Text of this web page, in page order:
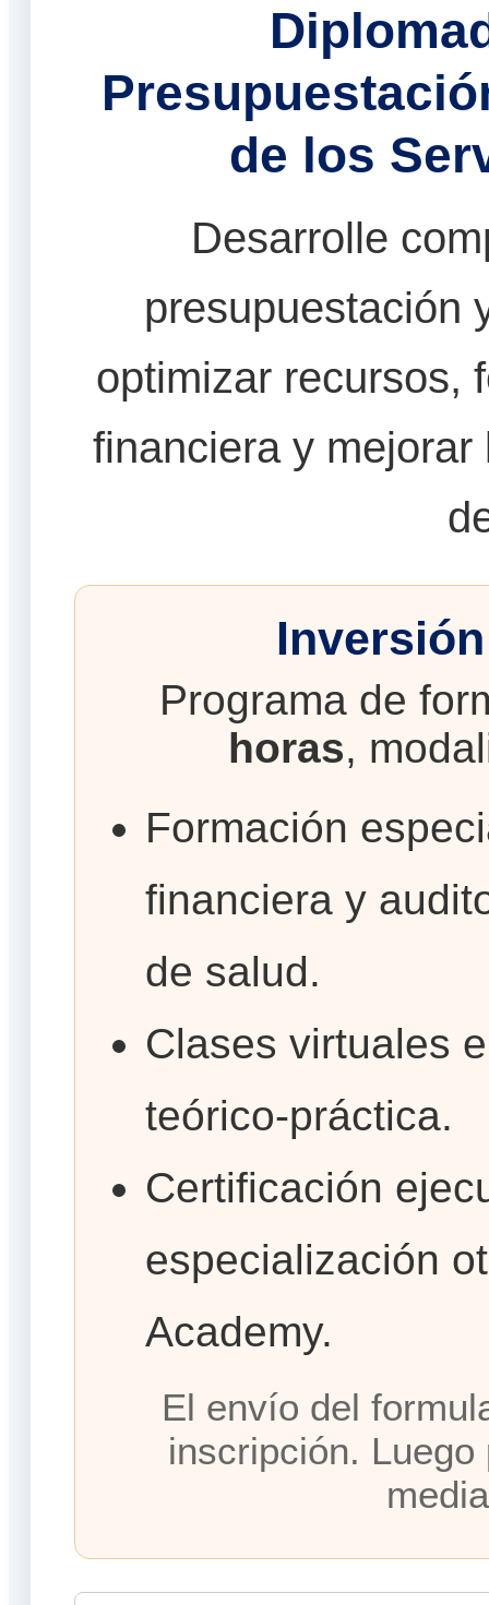
de los
Desarrolle
presupuestación
optimizar recursos,
financiera y
Programa de
horas,
Formación
financiera y
de salud.
Clases virtuales
teórico-práctica.
Certificación
especialización
Academy.
El envío del
inscripción.